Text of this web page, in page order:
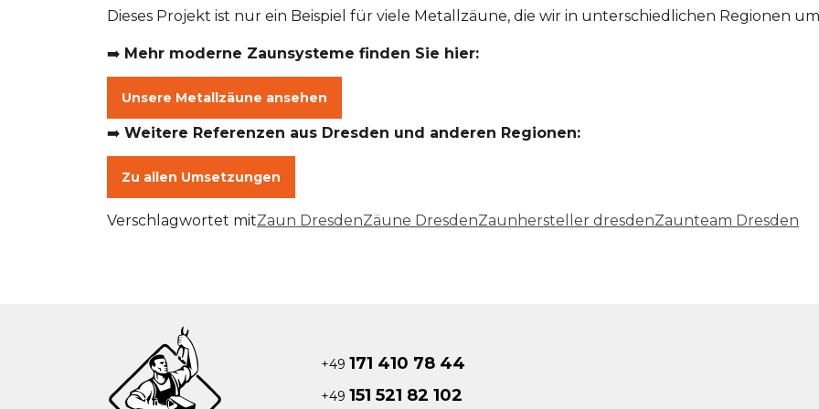
Dieses Projekt ist nur ein Beispiel für viele Metallzäune, die wir in unterschiedlichen Regionen
➡️ Mehr moderne Zaunsysteme finden Sie hier:
Unsere Metallzäune ansehen
➡️ Weitere Referenzen aus Dresden und anderen Regionen:
Zu allen Umsetzungen
Verschlagwortet mitZaun DresdenZäune DresdenZaunhersteller dresdenZaunteam Dresden
+49 171 410 78 44
+49 151 521 82 102